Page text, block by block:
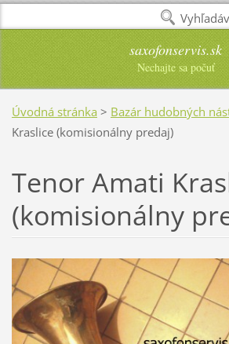
saxofonservis.sk
Nechajte sa počuť
Úvodná stránka > Bazár hudobných
Kraslice (komisionálny predaj)
Tenor Amati
(komisionálny